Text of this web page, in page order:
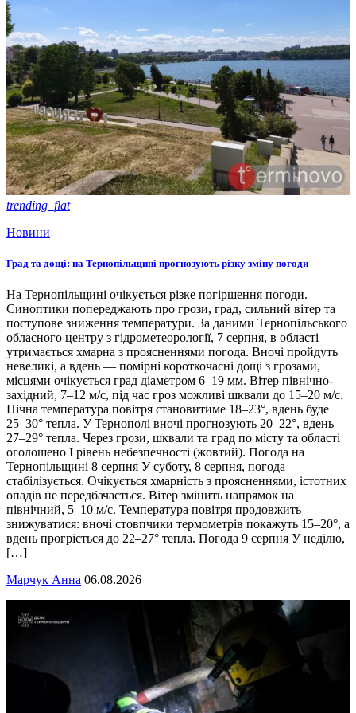
trending_flat
Новини
Град та дощі: на Тернопільщині прогнозують різку зміну погоди
На Тернопільщині очікується різке погіршення погоди.
Синоптики попереджають про грози, град, сильний вітер та
поступове зниження температури. За даними Тернопільського
обласного центру з гідрометеорології, 7 серпня, в області
утримається хмарна з проясненнями погода. Вночі пройдуть
невеликі, а вдень — помірні короткочасні дощі з грозами,
місцями очікується град діаметром 6–19 мм. Вітер північно-
західний, 7–12 м/с, під час гроз можливі шквали до 15–20 м/с.
Нічна температура повітря становитиме 18–23°, вдень буде
25–30° тепла. У Тернополі вночі прогнозують 20–22°, вдень —
27–29° тепла. Через грози, шквали та град по місту та області
оголошено І рівень небезпечності (жовтий). Погода на
Тернопільщині 8 серпня У суботу, 8 серпня, погода
стабілізується. Очікується хмарність з проясненнями, істотних
опадів не передбачається. Вітер змінить напрямок на
північний, 5–10 м/с. Температура повітря продовжить
знижуватися: вночі стовпчики термометрів покажуть 15–20°, а
вдень прогріється до 22–27° тепла. Погода 9 серпня У неділю,
[…]
Марчук Анна 06.08.2026